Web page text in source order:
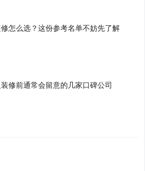
怎么选？这份参考名单不妨先了解
修前通常会留意的几家口碑公司